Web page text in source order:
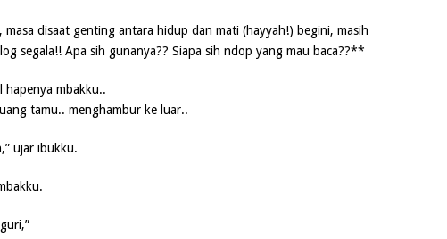
disaat genting antara hidup dan mati (hayyah!) begini, masih
segala!! Apa sih gunanya?? Siapa sih ndop yang mau baca??**
hapenya mbakku..
tamu.. menghambur ke luar..
ujar ibukku.